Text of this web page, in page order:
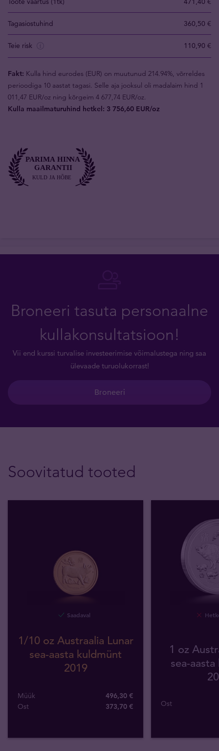
Tagasiostuhind 360,50 €
Teie risk 110,90 €
Fakt: Kulla hind eurodes (EUR) on muutunud 214.94%, võrreldes
perioodiga 10 aastat tagasi. Selle aja jooksul oli madalaim hind 1
011,47 EUR/oz ning kõrgeim 4 677,74 EUR/oz.
Kulla maailmaturuhind hetkel: 3 756,60 EUR/oz
Broneeri tasuta personaalne
kullakonsultatsioon!
Vii end kurssi turvalise investeerimise võimalustega ning saa
ülevaade turuolukorrast!
Broneeri
Soovitatud tooted
Saadaval
1/10 oz Austraalia Lunar
sea-aasta kuldmünt
2019
Müük
496,30 €
Ost
373,70 €
1 oz
sea-
Ost